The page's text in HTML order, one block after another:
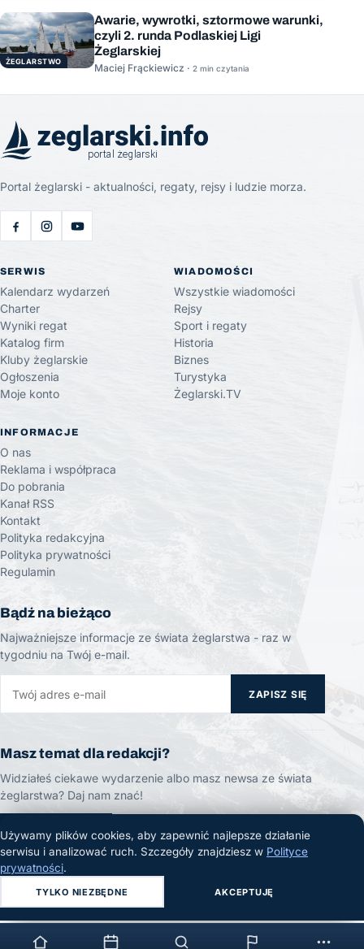
ŻEGLARSTWO
Awarie, wywrotki, sztormowe warunki,
czyli 2. runda Podlaskiej Ligi
Żeglarskiej
Maciej Frąckiewicz · 2 min czytania
Portal żeglarski - aktualności, regaty, rejsy i ludzie morza.
SERWIS
Kalendarz wydarzeń
Charter
Wyniki regat
Katalog firm
Kluby żeglarskie
Ogłoszenia
Moje konto
WIADOMOŚCI
Wszystkie wiadomości
Rejsy
Sport i regaty
Historia
Biznes
Turystyka
Żeglarski.TV
INFORMACJE
O nas
Reklama i współpraca
Do pobrania
Kanał RSS
Kontakt
Polityka redakcyjna
Polityka prywatności
Regulamin
Bądź na bieżąco
Najważniejsze informacje ze świata żeglarstwa - raz w
tygodniu na Twój e-mail.
ZAPISZ SIĘ
Masz temat dla redakcji?
Widziałeś ciekawe wydarzenie albo masz newsa ze świata
żeglarstwa? Daj nam znać!
ZGŁOŚ TEMAT
© 2026 Żeglarski.info. Wszelkie prawa zastrzeżone.
Używamy plików cookies, aby zapewnić najlepsze działanie
serwisu i analizować ruch. Szczegóły znajdziesz w Polityce
prywatności.
TYLKO NIEZBĘDNE AKCEPTUJĘ